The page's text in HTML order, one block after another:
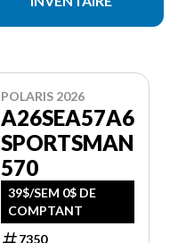
POLARIS 2026
A26SEA57A6
SPORTSMAN
570
39$/SEM 0$ DE
COMPTANT
7350